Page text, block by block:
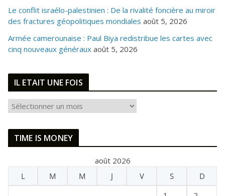
Le conflit israélo-palestinien : De la rivalité foncière au miroir
des fractures géopolitiques mondiales août 5, 2026
Armée camerounaise : Paul Biya redistribue les cartes avec
cinq nouveaux généraux août 5, 2026
IL ETAIT UNE FOIS
E
I
U
TIME IS MONEY
août 2026
L
M M J V S
D